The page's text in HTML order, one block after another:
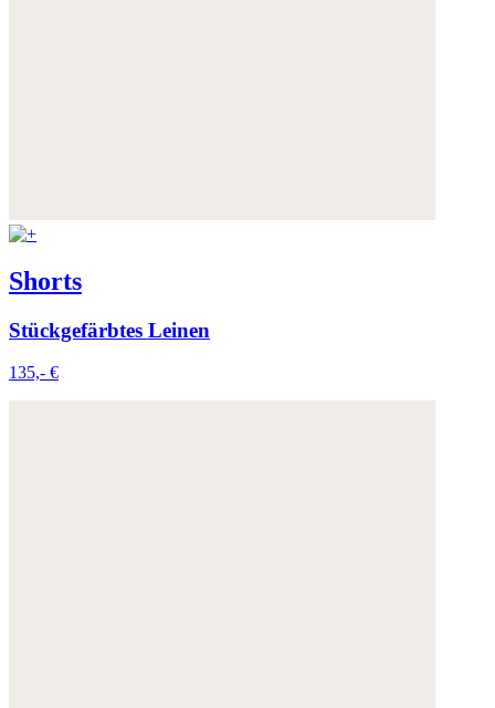
Shorts
Stückgefärbtes Leinen
135,- €